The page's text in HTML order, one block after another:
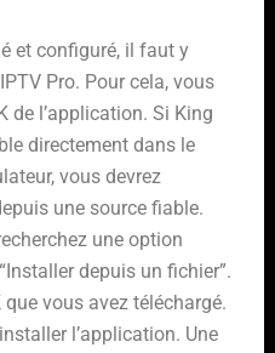
et configuré, il faut y
Pro. Pour cela, vous
de l’application. Si King
directement dans le
vous devrez
une source fiable.
une option
depuis un fichier”.
vous avez téléchargé.
l’application. Une